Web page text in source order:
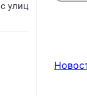
улиц